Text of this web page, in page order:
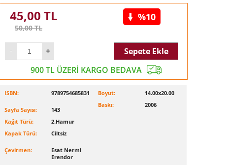
45,00 TL
50,00TL
%10
Sepete Ekle
900 TL ÜZERİ KARGO BEDAVA
ISBN: 9789754685831
Sayfa Sayısı:
143
Kağıt Türü:
2.Hamur
Kapak Türü:
Ciltsiz
Çevirmen:
Esat Nermi
Erendor
Boyut:
14.00x20.00
Baskı:
2006